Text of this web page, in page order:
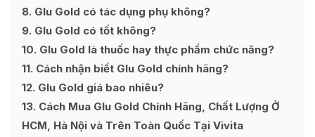
8 Glu Gold có tác dụng phụ không?
9 Glu Gold có tốt không?
10 Glu Gold là thuốc hay thực phẩm chức năng?
11 Cách nhận biết Glu Gold chính hãng?
12 Glu Gold giá bao nhiêu?
13 Cách Mua Glu Gold Chính Hãng, Chất Lượng Ở
HCM, Hà Nội và Trên Toàn Quốc Tại Vivita